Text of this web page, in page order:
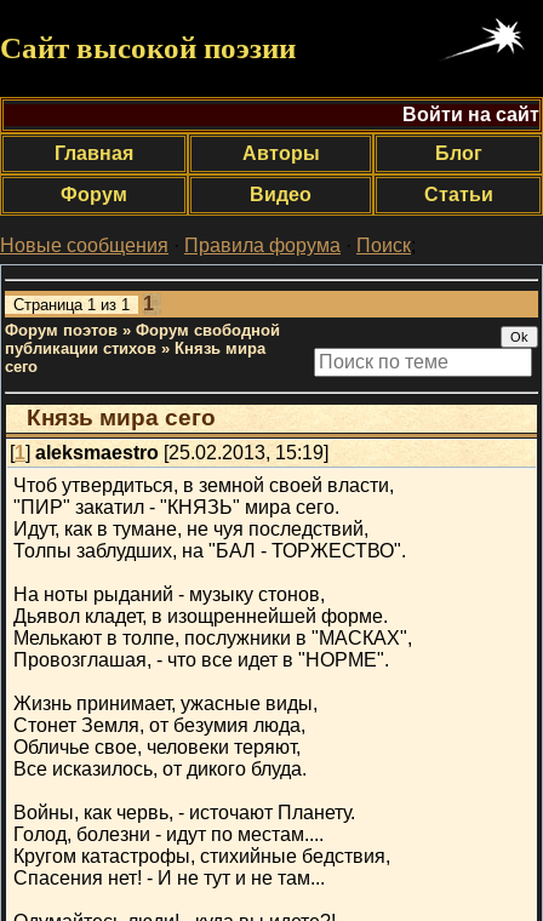
Сайт высокой поэзии
Войти на сайт
Главная
Авторы
Блог
Форум
Видео Статьи
Новые сообщения · Правила форума · Поиск;
Страница 1 из 1 1
Форум поэтов » Форум свободной
публикации стихов » Князь мира
сего
Князь мира сего
[1] aleksmaestro [25.02.2013, 15:19]
Чтоб утвердиться, в земной своей власти,
"ПИР" закатил - "КНЯЗЬ" мира сего.
Идут, как в тумане, не чуя последствий,
Толпы заблудших, на "БАЛ - ТОРЖЕСТВО".
На ноты рыданий - музыку стонов,
Дьявол кладет, в изощреннейшей форме.
Мелькают в толпе, послужники в "МАСКАХ",
Провозглашая, - что все идет в "НОРМЕ".
Жизнь принимает, ужасные виды,
Стонет Земля, от безумия люда,
Обличье свое, человеки теряют,
Все исказилось, от дикого блуда.
Войны, как червь, - источают Планету.
Голод, болезни - идут по местам....
Кругом катастрофы, стихийные бедствия,
Спасения нет! - И не тут и не там...